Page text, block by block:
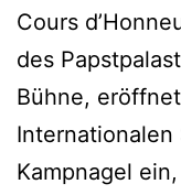
Cours
des
Bühne,
Kampnagel